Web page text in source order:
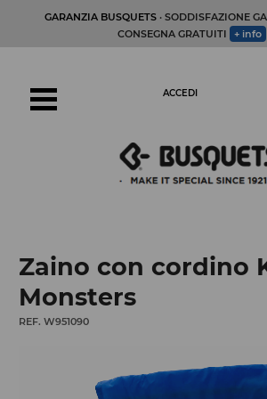
GARANZIA BUSQUETS· SODDISFAZIONE
CONSEGNA GRATUITI
+ info
ACCEDI
Zaino con cordino
Monsters
REF. W951090